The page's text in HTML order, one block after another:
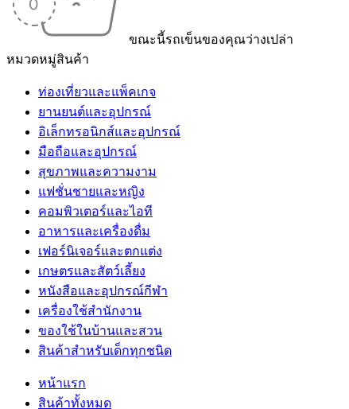
ขณะนี้รถเข็นของคุณว่างเปล่า
หมวดหมู่สินค้า
ท่องเที่ยวและแพ็คเกจ
ยานยนต์และอุปกรณ์
อิเล็กทรอนิกส์และอุปกรณ์
มือถือและอุปกรณ์
สุขภาพและความงาม
แฟชั่นชายและหญิง
คอมพิวเตอร์และไอที
อาหารและเครื่องดื่ม
เฟอร์นิเจอร์และตกแต่ง
เกษตรและสัตว์เลี้ยง
หนังสือและอุปกรณ์กีฬา
เครื่องใช้สำนักงาน
ของใช้ในบ้านและสวน
สินค้าสำหรับเด็กทุกชนิด
หน้าแรก
สินค้าทั้งหมด